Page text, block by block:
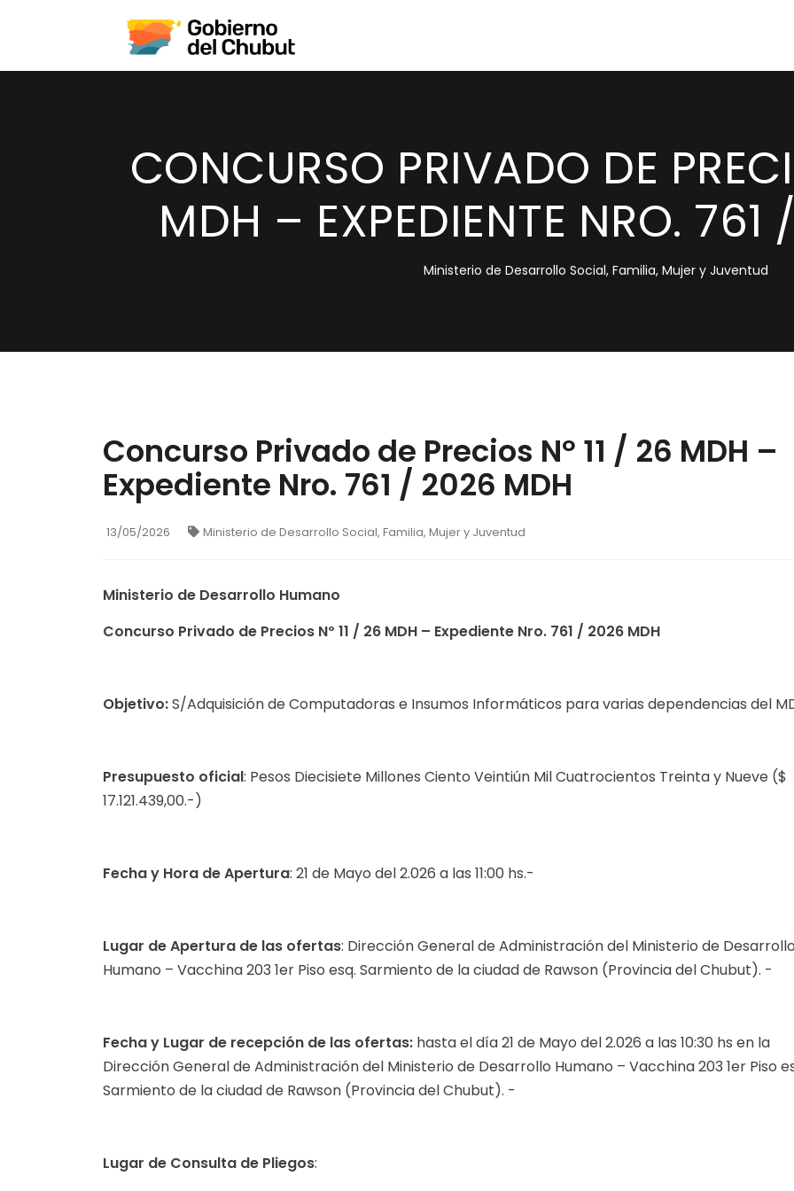
CONCURSO PRIVADO DE
MDH – EXPEDIENTE NRO.
Ministerio de Desarrollo Social, Familia, Mujer y Juventud
Concurso Privado de Precios Nº 11 / 26 MDH –
Expediente Nro. 761 / 2026 MDH
13/05/2026 Ministerio de Desarrollo Social, Familia, Mujer y Juventud
Ministerio de Desarrollo Humano
Concurso Privado de Precios Nº 11 / 26 MDH – Expediente Nro. 761 / 2026 MDH
Objetivo:S/Adquisición de Computadoras e Insumos Informáticos para varias dependencias del
Presupuesto oficial: Pesos Diecisiete Millones Ciento Veintiún Mil Cuatrocientos Treinta y Nueve ($
17.121.439,00.-)
Fecha y Hora de Apertura: 21 de Mayo del 2.026 a las 11:00 hs.-
Lugar de Apertura de las ofertas: Dirección General de Administración del Ministerio de
Humano – Vacchina 203 1er Piso esq. Sarmiento de la ciudad de Rawson (Provincia del Chubut). -
Fecha y Lugar de recepción de las ofertas: hasta el día 21 de Mayo del 2.026 a las 10:30 hs en la
Dirección General de Administración del Ministerio de Desarrollo Humano – Vacchina 203 1er Piso
Sarmiento de la ciudad de Rawson (Provincia del Chubut). -
Lugar de Consulta de Pliegos: